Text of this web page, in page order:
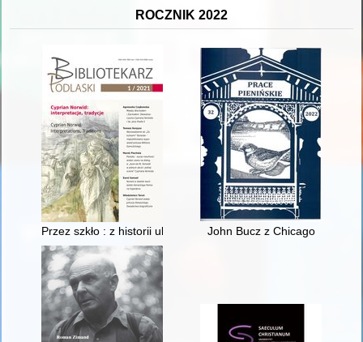
ROCZNIK 2022
Przez szkło : z historii ukraińskich przekładów Cypriana
John Bucz z Chicago